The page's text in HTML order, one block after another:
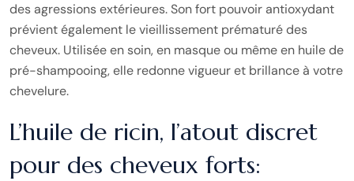
des agressions extérieures. Son fort pouvoir antioxydant
prévient également le vieillissement prématuré des
cheveux. Utilisée en soin, en masque ou même en huile de
pré-shampooing, elle redonne vigueur et brillance à votre
chevelure.
L’huile de ricin, l’atout discret
pour des cheveux forts: